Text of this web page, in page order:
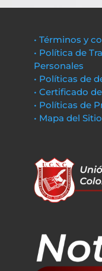
• Términos y
• Política de
Personales
• Políticas de
• Certificado
• Políticas de
• Mapa del Sitio